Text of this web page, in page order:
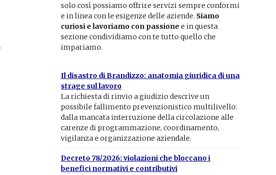
solo così possiamo offrire servizi sempre conformi
e in linea con le esigenze delle aziende. Siamo
curiosi e lavoriamo con passione e in questa
sezione condividiamo con te tutto quello che
impariamo.
Il disastro di Brandizzo: anatomia giuridica di una
strage sul lavoro
La richiesta di rinvio a giudizio descrive un
possibile fallimento prevenzionistico multilivello:
dalla mancata interruzione della circolazione alle
carenze di programmazione, coordinamento,
vigilanza e organizzazione aziendale.
Decreto 78/2026: violazioni che bloccano i
benefici normativi e contributivi